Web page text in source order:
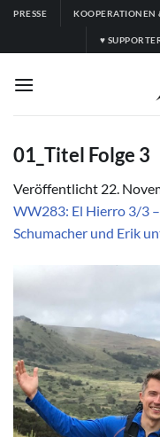
Zum
springen
PRESSE KOOPERATIONEN
♥
01_Titel Folge 3
Veröffentlicht 22.
WW283: El Hierro 3/3
Schumacher und Erik